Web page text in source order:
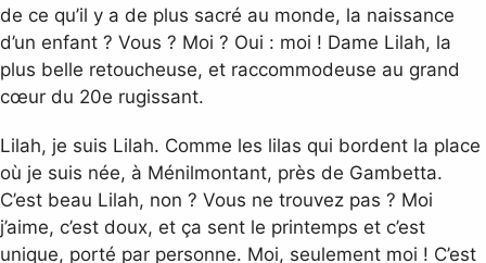
de ce qu’il y a de plus sacré au monde, la naissance
d’un enfant ? Vous ? Moi ? Oui : moi ! Dame Lilah, la
plus belle retoucheuse, et raccommodeuse au grand
cœur du 20e rugissant.
Lilah, je suis Lilah. Comme les lilas qui bordent la place
où je suis née, à Ménilmontant, près de Gambetta.
C’est beau Lilah, non ? Vous ne trouvez pas ? Moi
j’aime, c’est doux, et ça sent le printemps et c’est
unique, porté par personne. Moi, seulement moi ! C’est